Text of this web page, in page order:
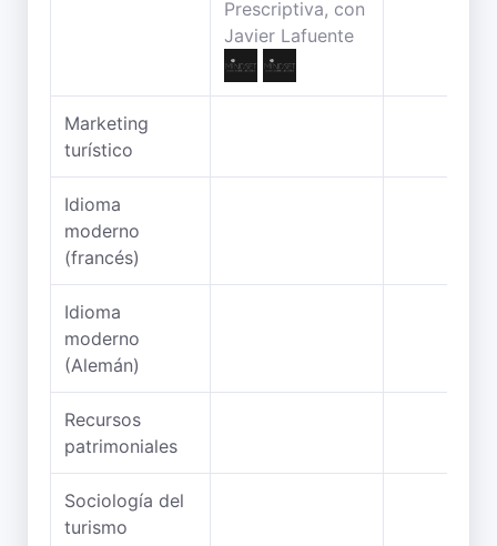
Marketing
turístico
Idioma
moderno
(francés)
Idioma
moderno
(Alemán)
Recursos
patrimoniales
Sociología del
turismo